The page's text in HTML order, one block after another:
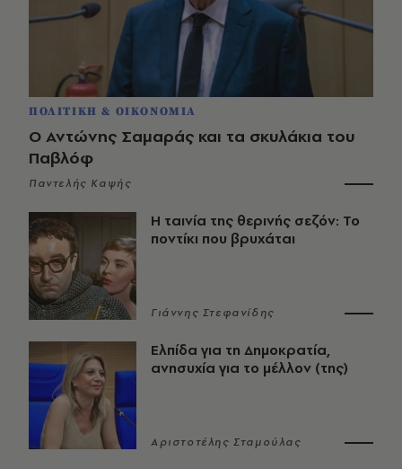
ΠΟΛΙΤΙΚΗ & ΟΙΚΟΝΟΜΙΑ
Ο Αντώνης Σαμαράς και τα σκυλάκια του
Παβλόφ
Παντελής Καψής
Η ταινία της θερινής σεζόν: Το
ποντίκι που βρυχάται
Γιάννης Στεφανίδης
Ελπίδα για τη Δημοκρατία,
ανησυχία για το μέλλον (της)
Αριστοτέλης Σταμούλας